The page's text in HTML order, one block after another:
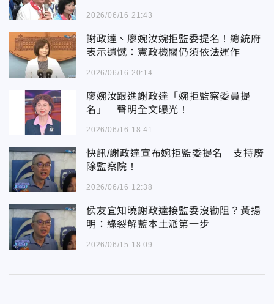
2026/06/16 21:43
謝政達、廖婉汝婉拒監委提名！總統府
表示遺憾：憲政機關仍須依法運作
2026/06/16 20:14
廖婉汝跟進謝政達「婉拒監察委員提
名」 聲明全文曝光！
2026/06/16 18:41
快訊/謝政達宣布婉拒監委提名 支持廢
除監察院！
2026/06/16 12:38
侯友宜知曉謝政達接監委沒勸阻？黃揚
明：綠裂解藍本土派第一步
2026/06/15 18:09